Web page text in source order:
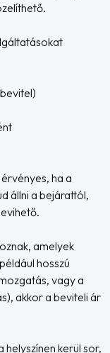
ha a
állni a bejárattól,
amelyek
hosszú
vagy a
akkor a beviteli ár
kerül sor,